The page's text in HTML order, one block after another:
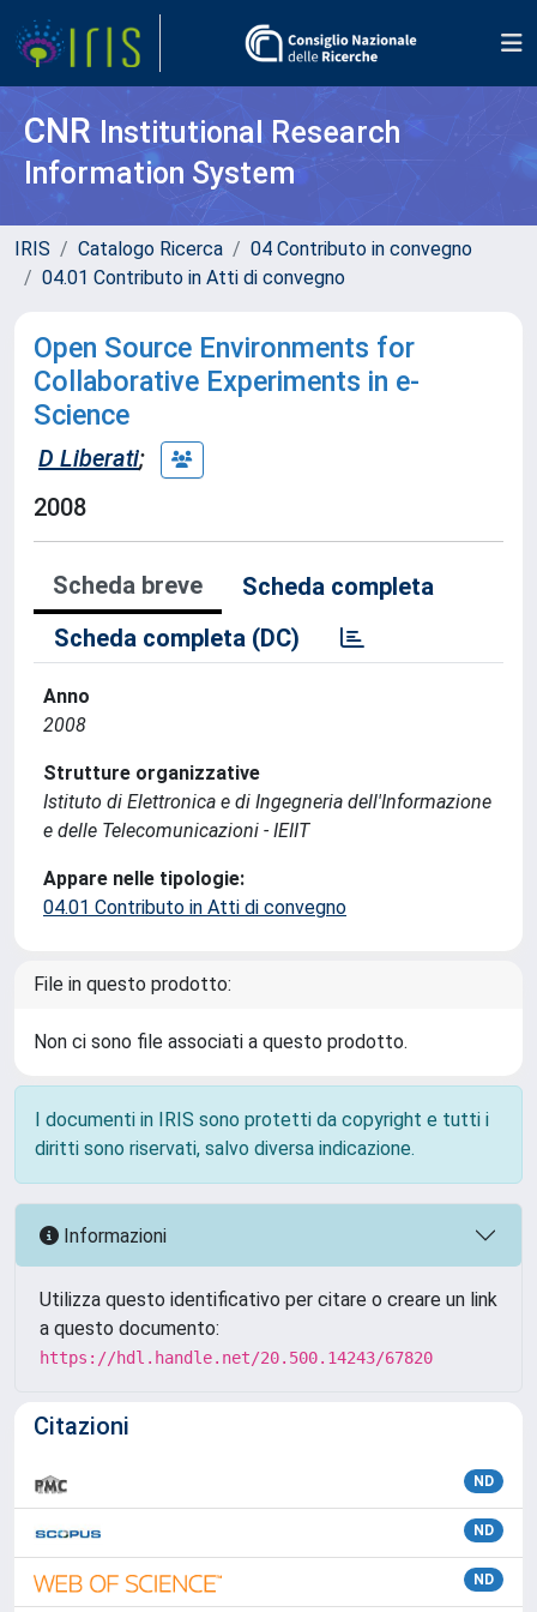
CNR Institutional Research
Information System
IRIS Catalogo Ricerca
04 Contributo in convegno
04.01 Contributo in Atti di convegno
Open Source Environments for
Collaborative Experiments in e-
Science
D Liberati;
2008
Scheda breve
Scheda completa
Scheda completa (DC)
Anno
2008
Strutture organizzative
Istituto di Elettronica e di Ingegneria dell'Informazione
e delle Telecomunicazioni - IEIIT
Appare nelle tipologie:
04.01 Contributo in Atti di convegno
File in questo prodotto:
Non ci sono file associati a questo prodotto.
I documenti in IRIS sono protetti da copyright e tutti i
diritti sono riservati, salvo diversa indicazione.
Informazioni
Utilizza questo identificativo per citare o creare un link
a questo documento:
https://hdl.handle.net/20.500.14243/67820
Citazioni
ND
ND
ND